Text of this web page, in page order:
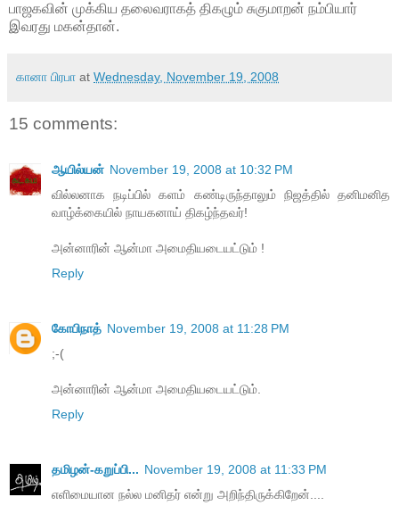
பாஜகவின் முக்கிய தலைவராகத் திகழும் சுகுமாறன் நம்பியார்
இவரது மகன்தான்.
கானா பிரபா at Wednesday, November 19, 2008
15 comments:
ஆயில்யன் November 19, 2008 at 10:32 PM
வில்லனாக நடிப்பில் களம் கண்டிருந்தாலும் நிஜத்தில் தனிமனித
வாழ்க்கையில் நாயகனாய் திகழ்ந்தவர்!
அன்னாரின் ஆன்மா அமைதியடையட்டும் !
Reply
கோபிநாத் November 19, 2008 at 11:28 PM
;-(
அன்னாரின் ஆன்மா அமைதியடையட்டும்.
Reply
தமிழன்-கறுப்பி... November 19, 2008 at 11:33 PM
எளிமையான நல்ல மனிதர் என்று அறிந்திருக்கிறேன்....